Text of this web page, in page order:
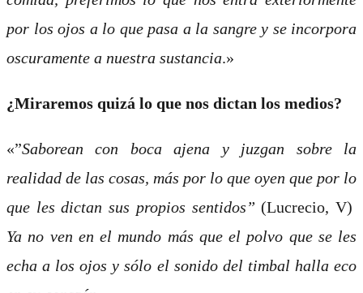
por los ojos a lo que pasa a la sangre y se incorpora
oscuramente a nuestra sustancia.»
¿Miraremos quizá lo que nos dictan los medios?
«”Saborean con boca ajena y juzgan sobre la
realidad de las cosas, más por lo que oyen que por lo
que les dictan sus propios sentidos” (Lucrecio, V)
Ya no ven en el mundo más que el polvo que se les
echa a los ojos y sólo el sonido del timbal halla eco